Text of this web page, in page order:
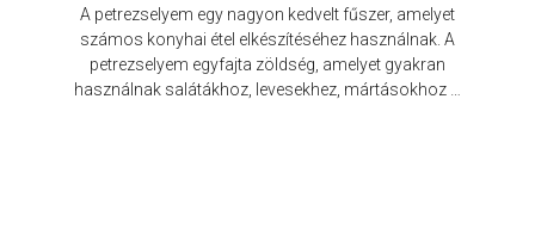
A petrezselyem egy nagyon kedvelt fűszer, amelyet
számos konyhai étel elkészítéséhez használnak. A
petrezselyem egyfajta zöldség, amelyet gyakran
használnak salátákhoz, levesekhez, mártásokhoz …